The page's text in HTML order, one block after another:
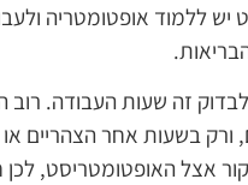
יש ללמוד אופטומטריה
זה שעות העבודה. רוב
ורק בשעות אחר הצהריים או
אצל האופטומטריסט, לכן